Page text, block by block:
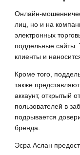
Онлайн-
лиц, но и на
электронных
поддельные
клиенты и
Кроме того,
также
аккаунт, открытый
пользователей в
подрывается
бренда.
Эсра Аслан